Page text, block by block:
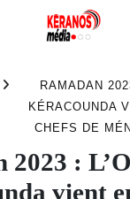
RAMADAN
KÉRACOUNDA
CHEFS DE
2023 :
vient